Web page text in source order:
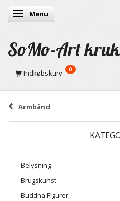
Skifte navigation
Menu
SoMo-Art
Indkøbskurv 0
Armbånd
Belysning
Brugskunst
Buddha Figurer